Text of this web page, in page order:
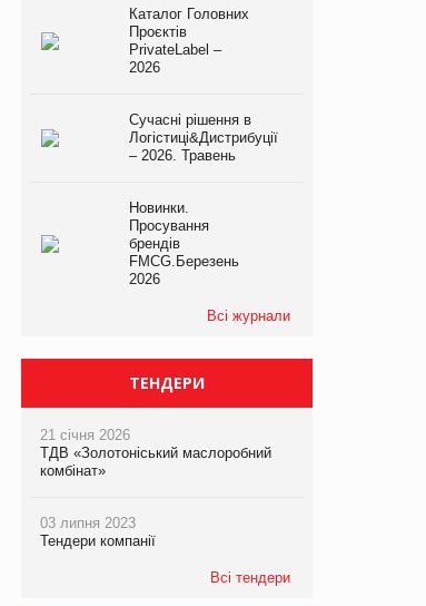
асортимент, якого покупці
не очікують побачити на
Каталог Головних
Проєктів
PrivateLabel –
2026
Сучасні рішення в
Логістиці&Дистрибуції
– 2026. Травень
Новинки.
Просування
брендів
FMCG.Березень
2026
Всі журнали
ТЕНДЕРИ
21 січня 2026
ТДВ «Золотоніський маслоробний
комбінат»
03 липня 2023
Тендери компанії
Всі тендери